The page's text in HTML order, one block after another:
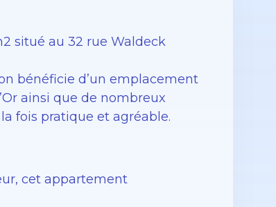
situé au 32 rue Waldeck
bénéficie d’un emplacement
ainsi que de nombreux
fois pratique et agréable.
cet appartement